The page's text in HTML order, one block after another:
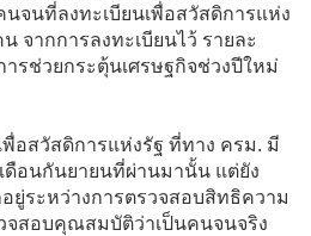
จนที่ลงทะเบียนเพื่อสวัสดิการแห่ง
จากการลงทะเบียนไว้ รายละ
ารช่วยกระตุ้นเศรษฐกิจช่วงปีใหม่
อสวัสดิการแห่งรัฐ ที่ทาง ครม. มี
ดือนกันยายนที่ผ่านมานั้น แต่ยัง
อยู่ระหว่างการตรวจสอบสิทธิความ
จสอบคุณสมบัติว่าเป็นคนจนจริง